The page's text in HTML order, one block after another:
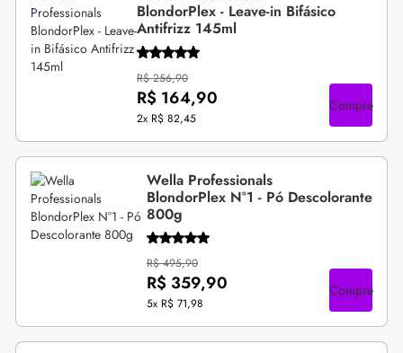
BlondorPlex - Leave-in Bifásico
Antifrizz 145ml
R$ 256,90
R$ 164,90
2x R$ 82,45
Compre
Wella Professionals
BlondorPlex N°1 - Pó Descolorante
800g
R$ 495,90
R$ 359,90
5x R$ 71,98
Compre